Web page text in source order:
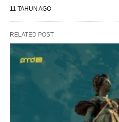
11 TAHUN AGO
RELATED POST